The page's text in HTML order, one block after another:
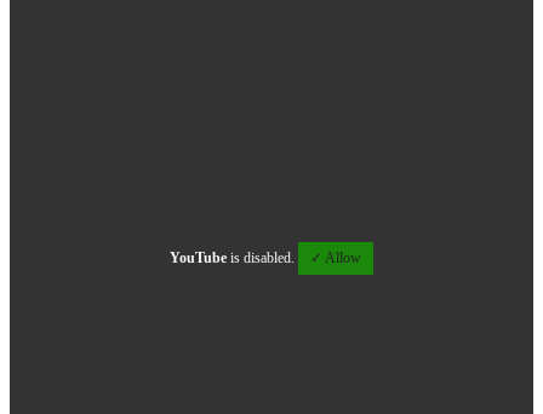
YouTube is disabled. ✓ Allow